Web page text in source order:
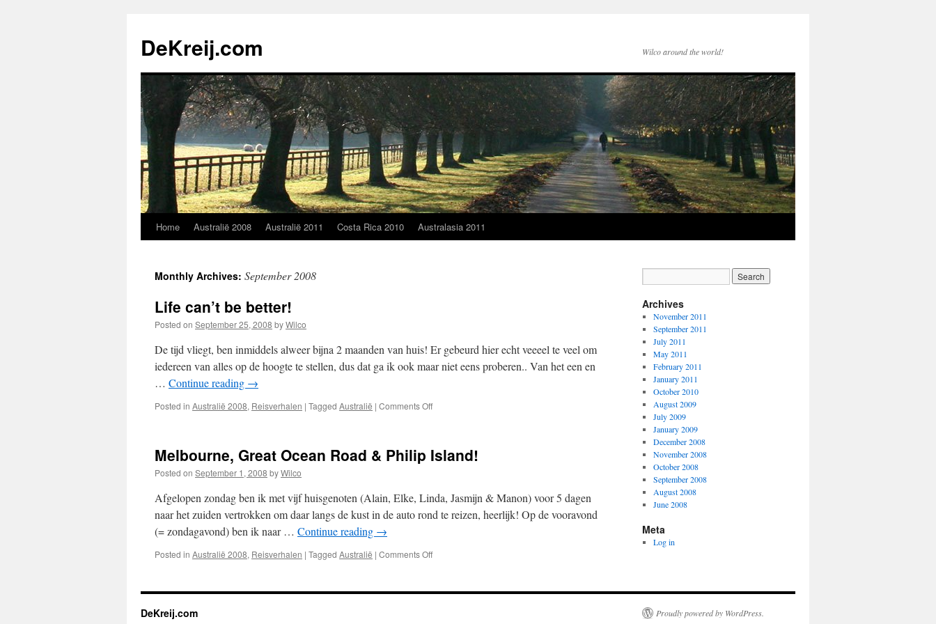
content
DeKreij.com Wilco around the world!
Home Australië 2008 Australië 2011 Costa Rica 2010 Australasia 2011
Monthly Archives: September 2008
Life can’t be better!
Posted on September 25, 2008 byWilco
De tijd vliegt, ben inmiddels alweer bijna 2 maanden van huis! Er gebeurd hier echt veeeel te veel om
iedereen van alles op de hoogte te stellen, dus dat ga ik ook maar niet eens proberen.. Van het een en
… Continue reading →
Posted in Australië 2008, Reisverhalen | Tagged Australië | Comments Offon
better!
Melbourne, Great Ocean Road & Philip Island!
Posted on September 1, 2008 byWilco
Afgelopen zondag ben ik met vijf huisgenoten (Alain, Elke, Linda, Jasmijn & Manon) voor 5 dagen
naar het zuiden vertrokken om daar langs de kust in de auto rond te reizen, heerlijk! Op de vooravond
(= zondagavond) ben ik naar … Continue reading →
Posted in Australië 2008, Reisverhalen | Tagged Australië | Comments Offon
Ocean
Archives
November 2011
September 2011
July 2011
May 2011
February 2011
January 2011
October 2010
August 2009
July 2009
January 2009
December 2008
November 2008
October 2008
September 2008
August 2008
June 2008
Meta
Log in
DeKreij.com Proudly powered by WordPress.